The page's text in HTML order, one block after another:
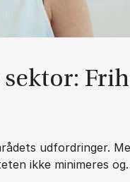
udfordringer.
ikke minimeres